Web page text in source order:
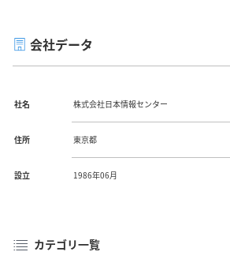
会社データ
社名 株式会社日本情報センター
住所 東京都
設立 1986年06月
カテゴリ一覧